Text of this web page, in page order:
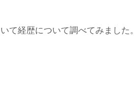
て経歴について調べてみました。